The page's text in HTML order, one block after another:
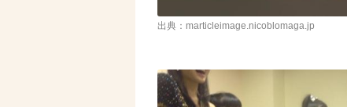
出典：marticleimage.nicoblomaga.jp